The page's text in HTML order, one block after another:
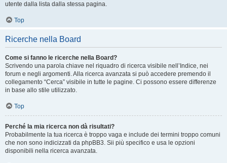
utente dalla lista dalla stessa pagina.
Top
Ricerche nella Board
Come si fanno le ricerche nella Board?
Scrivendo una parola chiave nel riquadro di ricerca visibile nell’Indice, nei
forum e negli argomenti. Alla ricerca avanzata si può accedere premendo il
collegamento “Cerca” visibile in tutte le pagine. Ci possono essere differenze
in base allo stile utilizzato.
Top
Perché la mia ricerca non dà risultati?
Probabilmente la tua ricerca è troppo vaga e include dei termini troppo comuni
che non sono indicizzati da phpBB3. Sii più specifico e usa le opzioni
disponibili nella ricerca avanzata.